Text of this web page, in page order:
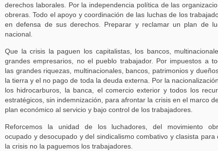
derechos laborales. Por la independencia política de las
obreras. Todo el apoyo y coordinación de las luchas de los
en defensa de sus derechos. Preparar y reclamar un plan de
nacional.
Que la crisis la paguen los capitalistas, los bancos,
grandes empresarios, no el pueblo trabajador. Por impuestos a
las grandes riquezas, multinacionales, bancos, patrimonios y
la tierra y el no pago de toda la deuda externa. Por la
los hidrocarburos, la banca, el comercio exterior y todos los
estratégicos, sin indemnización, para afrontar la crisis en el marco
plan económico al servicio y bajo control de los trabajadores.
Reforcemos la unidad de los luchadores, del movimiento
ocupado y desocupado y del sindicalismo combativo y clasista para
la crisis no la paguemos los trabajadores.